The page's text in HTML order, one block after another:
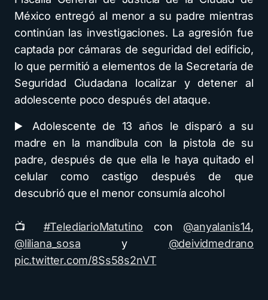
México entregó al menor a su padre mientras
continúan las investigaciones. La agresión fue
captada por cámaras de seguridad del edificio,
lo que permitió a elementos de la Secretaría de
Seguridad Ciudadana localizar y detener al
adolescente poco después del ataque.
▶️ Adolescente de 13 años le disparó a su
madre en la mandíbula con la pistola de su
padre, después de que ella le haya quitado el
celular como castigo después de que
descubrió que el menor consumía alcohol
📺 #TelediarioMatutino con @anyalanis14,
@liliana_sosa y @deividmedrano
pic.twitter.com/8Ss58s2nVT